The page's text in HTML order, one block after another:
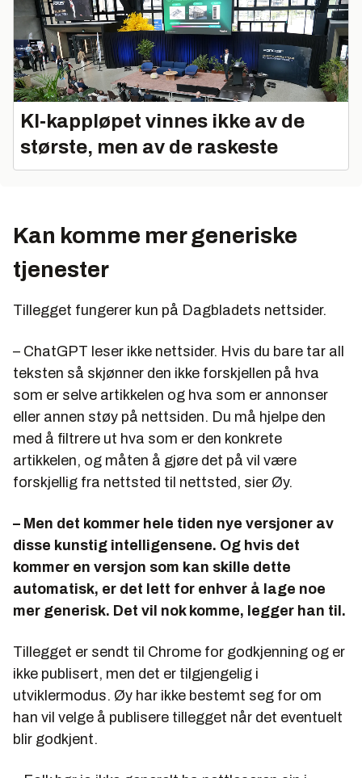
KI‑kappløpet vinnes ikke av de
største, men av de raskeste
Kan komme mer generiske
tjenester
Tillegget fungerer kun på Dagbladets nettsider.
– ChatGPT leser ikke nettsider. Hvis du bare tar all
teksten så skjønner den ikke forskjellen på hva
som er selve artikkelen og hva som er annonser
eller annen støy på nettsiden. Du må hjelpe den
med å filtrere ut hva som er den konkrete
artikkelen, og måten å gjøre det på vil være
forskjellig fra nettsted til nettsted, sier Øy.
– Men det kommer hele tiden nye versjoner av
disse kunstig intelligensene. Og hvis det
kommer en versjon som kan skille dette
automatisk, er det lett for enhver å lage noe
mer generisk. Det vil nok komme, legger han til.
Tillegget er sendt til Chrome for godkjenning og er
ikke publisert, men det er tilgjengelig i
utviklermodus. Øy har ikke bestemt seg for om
han vil velge å publisere tillegget når det eventuelt
blir godkjent.